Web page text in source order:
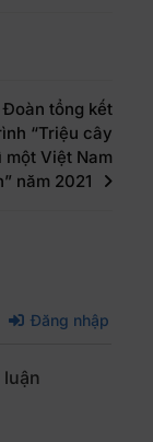
Đoàn tổng kết
“Triệu cây
một Việt Nam
năm 2021
Đăng nhập
luận